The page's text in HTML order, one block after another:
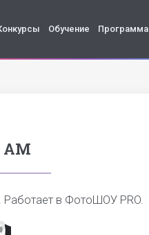
Обучение Программа
AM
. Работает в ФотоШОУ PRO.